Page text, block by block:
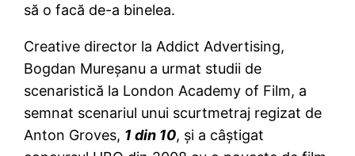
să o facă de-a binelea.
Creative director la Addict Advertising,
Bogdan Mureşanu a urmat studii de
scenaristică la London Academy of Film, a
semnat scenariul unui scurtmetraj regizat de
Anton Groves, 1 din 10, şi a câştigat